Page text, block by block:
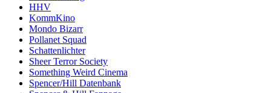
HHV
KommKino
Mondo Bizarr
Pollanet Squad
Schattenlichter
Sheer Terror Society
Something Weird Cinema
Spencer/Hill Datenbank